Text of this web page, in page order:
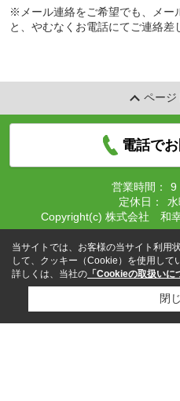
※メール連絡をご希望でも、メー
と、やむなくお電話にてご連絡差
ページ
電話で
営業時間：
9
定休日：
Copyright(c) 株式会社 和
当サイトでは、お客様の当サイト利用
して、クッキー（Cookie）を使用して
詳しくは、当社の 「Cookieの取扱いに
閉